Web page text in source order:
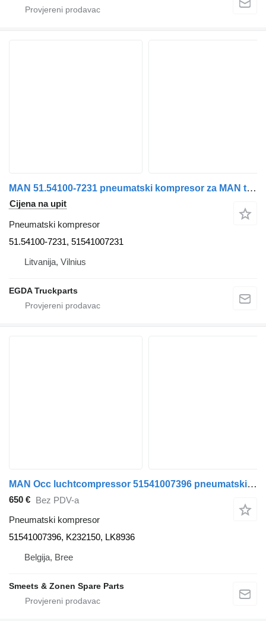
MAN 51.54100-7231 pneumatski kompresor za MAN tegljača
Cijena na upit
Pneumatski kompresor
51.54100-7231, 51541007231
Litvanija, Vilnius
EGDA Truckparts
MAN Occ luchtcompressor 51541007396 pneumatski kompresor za kamiona
650 €
Bez PDV-a
Pneumatski kompresor
51541007396, K232150, LK8936
Belgija, Bree
Smeets & Zonen Spare Parts